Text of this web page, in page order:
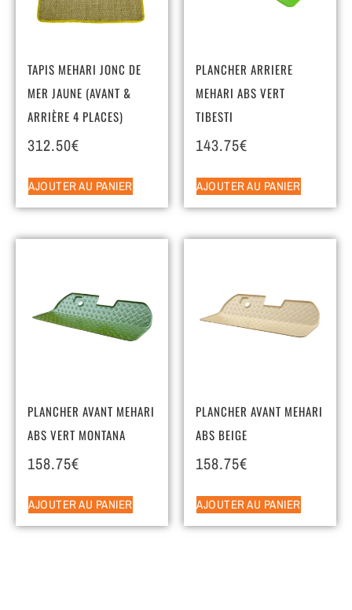
TAPIS MEHARI JONC DE
MER JAUNE (AVANT &
ARRIÈRE 4 PLACES)
312.50€
AJOUTER AU PANIER
PLANCHER ARRIERE
MEHARI ABS VERT
TIBESTI
143.75€
AJOUTER AU PANIER
PLANCHER AVANT MEHARI
ABS VERT MONTANA
158.75€
AJOUTER AU PANIER
PLANCHER AVANT MEHARI
ABS BEIGE
158.75€
AJOUTER AU PANIER